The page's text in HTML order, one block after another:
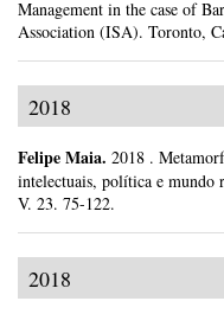
Management in the case of
Association (ISA). Toronto,
2018
Felipe Maia. 2018 .
intelectuais, política e mundo
V. 23. 75-122.
2018